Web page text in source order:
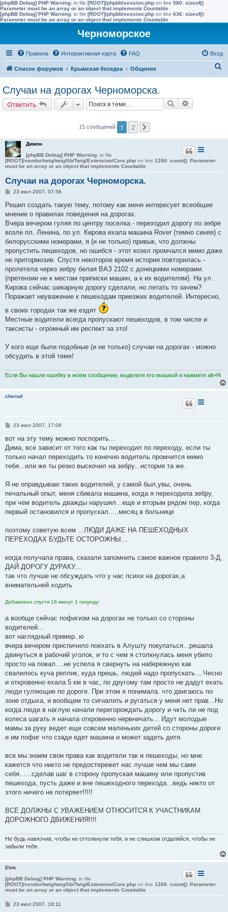
[phpBB Debug] PHP Warning: in file [ROOT]/phpbb/session.php on line 580: sizeof():
Parameter must be an array or an object that implements Countable
[phpBB Debug] PHP Warning: in file [ROOT]/phpbb/session.php on line 636: sizeof():
Parameter must be an array or an object that implements Countable
Черноморское
Правила Интерактивная карта FAQ Вход
Список форумов Крымская беседка Общение
Случаи на дорогах Черноморска.
Ответить Поиск
15 сообщений 1 2
Димон
[phpBB Debug] PHP Warning: in file
[ROOT]/vendor/twig/twig/lib/Twig/Extension/Core.php on line 1266: count(): Parameter
must be an array or an object that implements Countable
Случаи на дорогах Черноморска.
С
о
щ
е
и
е
23 июл 2007, 07:56
Решил создать такую тему, потому как меня интересует всеобщее
мнение о правилах поведения на дорогах.
Вчера вечером гуляя по центру поселка - переходил дорогу по зебре
возле пл. Ленина, по ул. Кирова ехала машина Rover (темно синяя) с
белорусскими номерами, я (и не только) привык, что должны
пропустить пешеходов, но ошибся - этот козел промчался мимо даже
не притормозив. Спустя некоторое время история повторилась -
пролетела через зебру белая ВАЗ 2102 с донецкими номерами.
(претензии не к местам приписки машин, а к их водителям). На ул.
Кирова сейчас шикарную дорогу сделали, но летать то зачем?
Поражает неуважение к пешеходам приезжих водителей. Интересно,
в своих городах так же ездят
Местные водители всегда пропускают пешеходов, в том числе и
таксисты - огромный им респект за это!
У кого еще были подобные (и не только) случаи на дорогах - можно
обсудить в этой теме!
Если Вы нашли ошибку в моем сообщении, выделите его мышкой и нажмите alt+f4
cherud
С
о
щ
е
и
23 июл 2007, 17:09
вот на эту тему можно поспорить...
Дима, все зависит от того как ты переходил по переходу, если ты
только начал переходить то конечно водитель промчится мимо
тебя...или же ты резко выскочил на зебру...история та же.
Я не оправдываю таких водителей, у самой был,увы, очень
печальный опыт, меня сбивала машина, когда я переходила зебру,
при чем водитель дважды нарушил...еще и вторым рядом пер, когда
первый остановился и пропускал.....месяц в больнице
поэтому советую всем ...ЛЮДИ ДАЖЕ НА ПЕШЕХОДНЫХ
ПЕРЕХОДАХ БУДЬТЕ ОСТОРОЖНЫ...
когда получала права, сказали запомнить самое важное правило 3-Д,
ДАЙ ДОРОГУ ДУРАКУ....
так что лучше не обсуждать что у нас психи на дорогах,а
внимательней ходить
Добавлено спустя 16 минут 1 секунду:
а вообще сейчас пофигизм на дорогах не только со стороны
водителей...
вот наглядный пример..ю
вчера вечером приспичило поехать в Алушту покупаться...решала
двинуться в рабочий уголок, и то с чем я столкнулась меня убило
просто на повал....не успела я свернуть на набережную как
свалилось куча реплик, куда прешь, людей надо пропускать....Чесно
и откровенно ехала 5 км в час, по другому там просто не дадут ехать
люди гуляющие по дороге. При этом я понимала. что двигаюсь по
зоне отдыха, и вообщем то сигналить и ругаться у меня нет прав...Но
когда люди в наглую начали перегорождать дорогу и чкть ли не под
колеса шагать я начала откровенно нервничать... Идут молодые
мамы за руку ведет еще совсем маленьких детей со стороны дороги
и им пофиг что сзади едет машина и может задеть дитя.
все мы знаем свои права как водители так и пешеходы, но мне
кажется что никто не предостережет нас лучше чем мы сами
себя......сделав шаг в сторону пропуская машину или пропустив
пешехода, пусть даже и вне пешеходного перехода...ведь никто от
этого ничего не потеряет!!!!!
ВСЕ ДОЛЖНЫ С УВАЖЕНИЕМ ОТНОСИТСЯ К УЧАСТНИКАМ
ДОРОЖНОГО ДВИЖЕНИЯ!!!!
Не будь навязчив, чтобы не оттолкнули тебя, и не слишком отдаляйся, чтобы не
забыли тебя.
Elvis
[phpBB Debug] PHP Warning: in file
[ROOT]/vendor/twig/twig/lib/Twig/Extension/Core.php on line 1266: count(): Parameter
must be an array or an object that implements Countable
С23 июл 2007, 18:11